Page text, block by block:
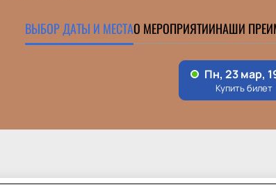
ВЫБОР ДАТЫ И МЕСТАО МЕРОПРИЯТИИНАШИ